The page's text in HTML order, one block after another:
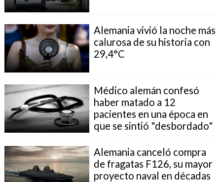
Alemania vivió la noche más
calurosa de su historia con
29,4°C
Médico alemán confesó
haber matado a 12
pacientes en una época en
que se sintió "desbordado"
Alemania canceló compra
de fragatas F126, su mayor
proyecto naval en décadas